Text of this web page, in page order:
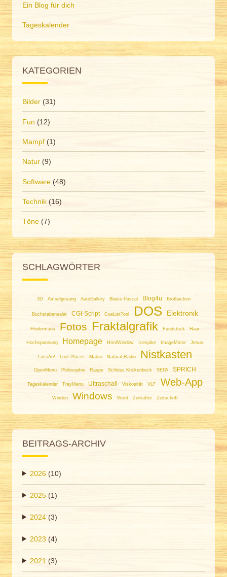
Ein Blog für dich
Tageskalender
KATEGORIEN
Bilder (31)
Fun (12)
Mampf (1)
Natur (9)
Software (48)
Technik (16)
Töne (7)
SCHLAGWÖRTER
3D Amselgesang AutoGallery Blaise Pascal Blog4u Brotbacken
Buchstabensalat CGI-Script CueListTool DOS Elektronik
Fledermaus Fotos Fraktalgrafik Fundstück Haar
Hochspannung Homepage HtmlWindow Icespike ImageMirror Jesus
LassAn! Lost Places Makro Natural Radio Nistkasten
OpenMenu Philosophie Raupe Schloss Krickenbeck SEPA SPRICH
Tageskalender TrayMenu Ultraschall Viskosität VLF Web-App
Winden Windows Word Zeitraffer Zeitschrift
BEITRAGS-ARCHIV
2026 (10)
2025 (1)
2024 (3)
2023 (4)
2021 (3)